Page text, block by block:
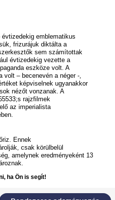
emblematikus
frizurájuk diktálta a
sem számítottak
évtizedekig vezette a
eszköze volt. A
– becenevén a néger -,
képviselnek ugyanakkor
nézőt vonzanak. A
rajzfilmek
az imperialista
Ennek
csak körülbelül
amelynek eredményeként 13
ha Ön is segít!